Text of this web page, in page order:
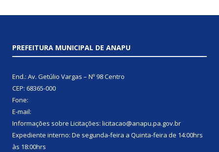
PREFEITURA MUNICIPAL DE ANAPU
End.: Av. Getúlio Vargas – Nº 98 Centro
CEP: 68365-000
Fone:
E-mail:
Informações sobre Licitações: licitacao@anapu.pa.gov.br
Expediente interno: De segunda-feira a Quinta-feira de 14:00hrs
às 18:00hrs